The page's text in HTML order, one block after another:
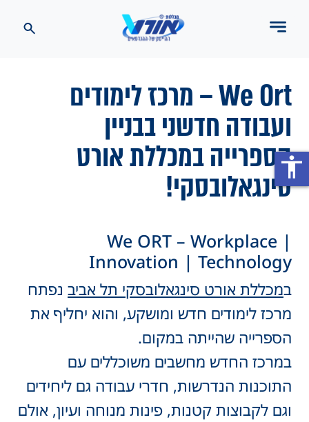
We Ort – מרכז לימודים
ועבודה חדשני בבניין
הספרייה במכללת אורט
סינגאלובסקי!
We ORT – Workplace |
Innovation | Technology
במכללת אורט סינגאלובסקי תל אביב נפתח
מרכז לימודים חדש ומושקע, והוא יחליף את
הספרייה שהייתה במקום.
במרכז החדש מחשבים משוכללים עם
התוכנות הנדרשות, חדרי עבודה גם ליחידים
וגם לקבוצות קטנות, פינות מנוחה ועיון, אולם
accessibility